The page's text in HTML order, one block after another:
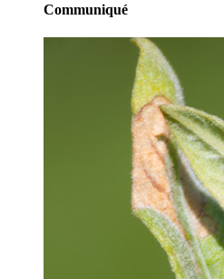
Communiqué